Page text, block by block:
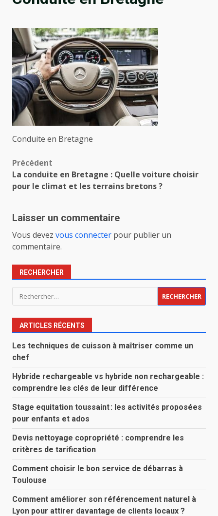
Conduite en Bretagne
Navigation
d’article
Précédent
La conduite en Bretagne : Quelle voiture choisir
pour le climat et les terrains bretons ?
Laisser un commentaire
Vous devez vous connecter pour publier un
commentaire.
RECHERCHER
Rechercher :
ARTICLES RÉCENTS
Les techniques de cuisson à maîtriser comme un
chef
Hybride rechargeable vs hybride non rechargeable :
comprendre les clés de leur différence
Stage equitation toussaint : les activités proposées
pour enfants et ados
Devis nettoyage copropriété : comprendre les
critères de tarification
Comment choisir le bon service de débarras à
Toulouse
Comment améliorer son référencement naturel à
Lyon pour attirer davantage de clients locaux ?